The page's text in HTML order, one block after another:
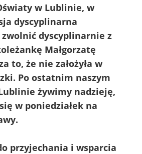
w Lublinie, w
dyscyplinarna
dyscyplinarnie z
Małgorzatę
to, że nie założyła w
Po ostatnim naszym
żywimy nadzieję,
w poniedziałek na
przyjechania i wsparcia